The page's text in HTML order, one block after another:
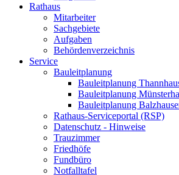
Rathaus
Mitarbeiter
Sachgebiete
Aufgaben
Behördenverzeichnis
Service
Bauleitplanung
Bauleitplanung
Bauleitplanung
Bauleitplanung
Rathaus-Serviceportal (RSP)
Datenschutz - Hinweise
Trauzimmer
Friedhöfe
Fundbüro
Notfalltafel